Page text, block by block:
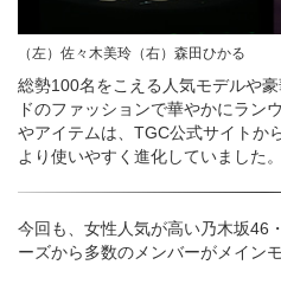
（左）佐々木美玲（右）森田ひかる
総勢100名をこえる人気モデルや
ドのファッションで華やかにラン
やアイテムは、TGC公式サイトか
より使いやすく進化していました。
今回も、女性人気が高い乃木坂46
ーズから多数のメンバーがメイン